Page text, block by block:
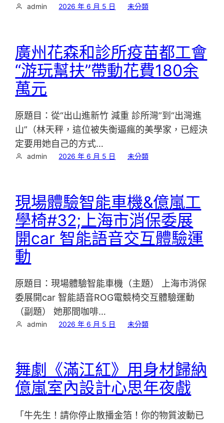
admin 2026 年 6 月 5 日 未分類
廣州花森和診所疫苗都工會
“游玩幫扶”帶動花費180余
萬元
原題目：從“出山進新竹 減重 診所灣”到“出灣進
山”（林天秤，這位被失衡逼瘋的美學家，已經決
定要用她自己的方式…
admin 2026 年 6 月 5 日 未分類
現場體驗智能車機&億嵐工
學椅#32;上海市消保委展
開car 智能語音交互體驗運
動
原題目：現場體驗智能車機（主題） 上海市消保
委展開car 智能語音ROG電競椅交互體驗運動
（副題） 她那間咖啡…
admin 2026 年 6 月 5 日 未分類
舞劇《滿江紅》用身材歸納
億嵐室內設計心思年夜戲
「牛先生！請你停止散播金箔！你的物質波動已